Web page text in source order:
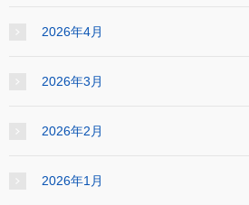
2026年4月
2026年3月
2026年2月
2026年1月